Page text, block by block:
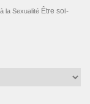
la Sexualité Être soi-